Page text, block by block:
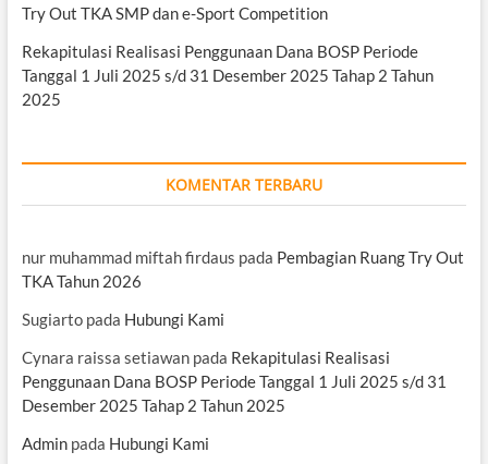
Try Out TKA SMP dan e-Sport Competition
Rekapitulasi Realisasi Penggunaan Dana BOSP Periode
Tanggal 1 Juli 2025 s/d 31 Desember 2025 Tahap 2 Tahun
2025
KOMENTAR TERBARU
nur muhammad miftah firdaus pada Pembagian Ruang Try Out
TKA Tahun 2026
Sugiartopada Hubungi Kami
Cynara raissa setiawanpada Rekapitulasi Realisasi
Penggunaan Dana BOSP Periode Tanggal 1 Juli 2025 s/d 31
Desember 2025 Tahap 2 Tahun 2025
Adminpada Hubungi Kami